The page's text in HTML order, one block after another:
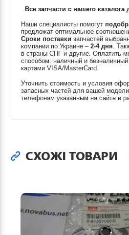
Все запчасти с нашего каталога
Наши специалисты помогут
предложат оптимальное
Сроки поставки запчастей
компании по Украине –2-4 дня.
в страны СНГ и другие. Оплатить
способом: наличный и безналичный
картами VISA/MasterCard.
Уточнить стоимость и условия
запасных частей для вашей
телефонам указанным на сайте в
СХОЖІ ТОВАРИ